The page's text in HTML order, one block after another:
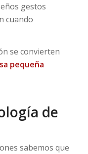
gestos
cuando
se convierten
pequeña
de
sabemos que